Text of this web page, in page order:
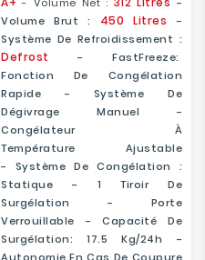
Volume Brut : 450 Litres -
Système De Refroidissement :
Defrost - FastFreeze:
Fonction De Congélation
Rapide - Système De
Dégivrage Manuel -
Congélateur À
Température Ajustable
- Système De Congélation :
Statique - 1 Tiroir De
Surgélation - Porte
Verrouillable - Capacité De
Surgélation: 17.5 Kg/24h -